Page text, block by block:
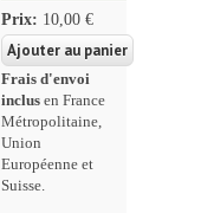
Prix: 10,00 €
Frais d'envoi
inclus en France
Métropolitaine,
Union
Européenne et
Suisse.